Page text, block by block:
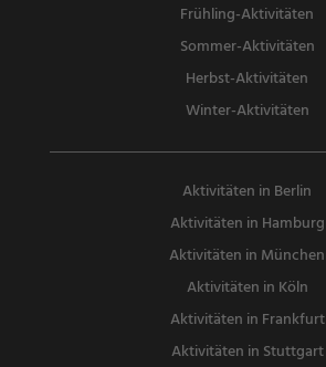
Frühling-Aktivitäten
Sommer-Aktivitäten
Herbst-Aktivitäten
Winter-Aktivitäten
Aktivitäten in Berlin
Aktivitäten in Hamburg
Aktivitäten in München
Aktivitäten in Köln
Aktivitäten in Frankfurt
Aktivitäten in Stuttgart